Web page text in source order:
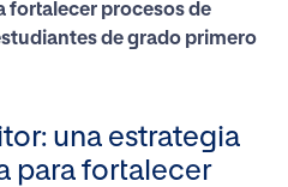
fortalecer procesos de
de grado primero
una estrategia
para fortalecer